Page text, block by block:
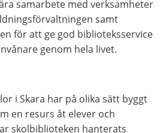
samarbete med verksamheter
samt
för att ge god biblioteksservice
genom hela livet.
i Skara har på olika sätt byggt
en resurs åt elever och
skolbiblioteken hanterats